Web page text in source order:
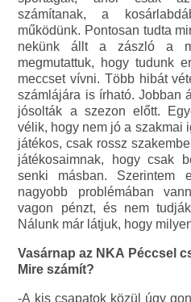
számítanak, a
működünk. Pontosan tudta
nekünk állt a zászló a
megmutattuk, hogy tudunk
meccset vívni. Több hibát
számlájára is írható. Jobban
jósolták a szezon előtt.
vélik, hogy nem jó a szakmai
játékos, csak rossz
játékosaimnak, hogy csak
senki másban. Szerintem
nagyobb problémában
vagon pénzt, és nem
Nálunk már látjuk, hogy
Vasárnap az NKA Péccsel
Mire számít?
-A kis csapatok közül úgy